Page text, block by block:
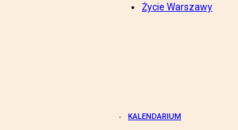
Życie Warszawy
KALENDARIUM